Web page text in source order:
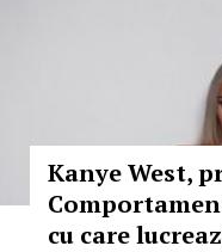
Kanye West,
cu care